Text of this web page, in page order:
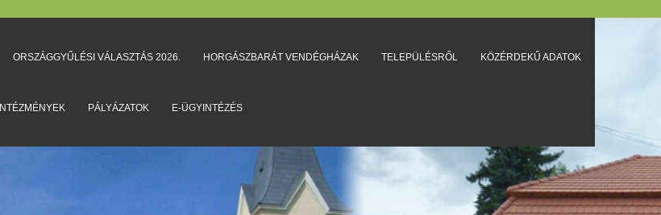
ORSZÁGGYŰLÉSI VÁLASZTÁS 2026. HORGÁSZBARÁT VENDÉGHÁZAK TELEPÜLÉSRŐL KÖZÉRDEKŰ ADATOK
INTÉZMÉNYEK PÁLYÁZATOK E-ÜGYINTÉZÉS